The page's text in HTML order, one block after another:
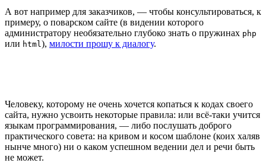
А вот например для заказчиков, — чтобы консультироваться, к
примеру, о поварском сайте (в видении которого
администратору необязательно глубоко знать о пружинах php
или html ), милости прошу к диалогу.
Человеку, которому не очень хочется копаться к кодах своего
сайта, нужно усвоить некоторые правила: или всё-таки учится
языкам программирования, — либо послушать доброго
практического совета: на кривом и косом шаблоне (коих халяв
нынче много) ни о каком успешном ведении дел и речи быть
не может.